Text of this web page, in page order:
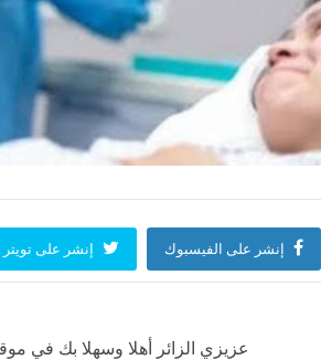
إنشر على الفيسبوك إنشر على تويتر
عزيزي الزائر أهلا وسهلا بك في